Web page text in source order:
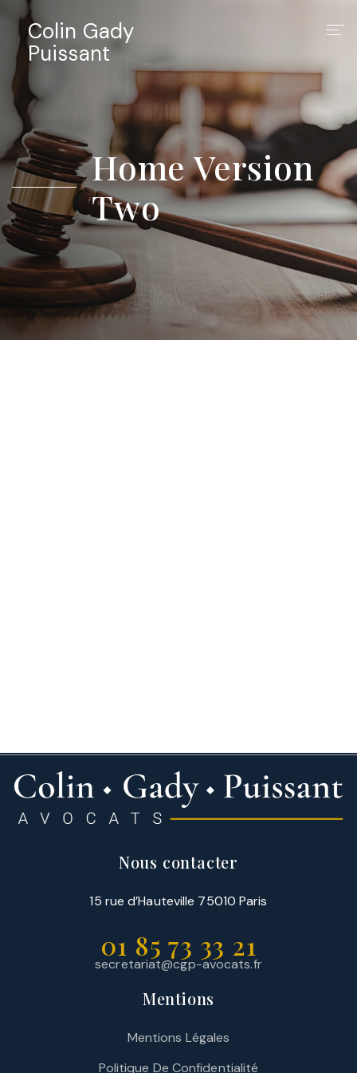
Colin Gady
Puissant
Accueil
Équipe
Expertises
Formation
Chroniques
Contact
Home Version
Two
Nous contacter
15 rue d’Hauteville 75010 Paris
01 85 73 33 21
secretariat@cgp-avocats.fr
Mentions
Mentions Légales
Politique De Confidentialité